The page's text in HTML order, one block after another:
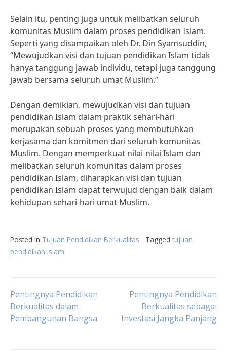
Selain itu, penting juga untuk melibatkan seluruh
komunitas Muslim dalam proses pendidikan Islam.
Seperti yang disampaikan oleh Dr. Din Syamsuddin,
“Mewujudkan visi dan tujuan pendidikan Islam tidak
hanya tanggung jawab individu, tetapi juga tanggung
jawab bersama seluruh umat Muslim.”
Dengan demikian, mewujudkan visi dan tujuan
pendidikan Islam dalam praktik sehari-hari
merupakan sebuah proses yang membutuhkan
kerjasama dan komitmen dari seluruh komunitas
Muslim. Dengan memperkuat nilai-nilai Islam dan
melibatkan seluruh komunitas dalam proses
pendidikan Islam, diharapkan visi dan tujuan
pendidikan Islam dapat terwujud dengan baik dalam
kehidupan sehari-hari umat Muslim.
Posted in Tujuan Pendidikan Berkualitas Tagged tujuan
pendidikan islam
Post
navigation
Pentingnya Pendidikan
Berkualitas dalam
Pembangunan Bangsa
Pentingnya Pendidikan
Berkualitas sebagai
Investasi Jangka Panjang